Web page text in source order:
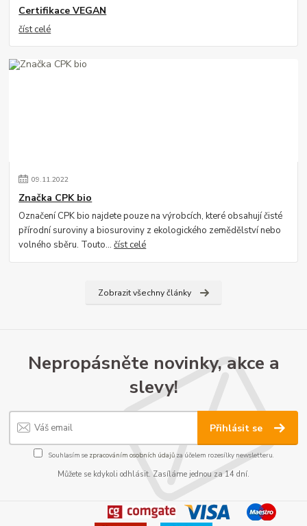
Certifikace VEGAN
číst celé
09.11.2022
Značka CPK bio
Označení CPK bio najdete pouze na výrobcích, které obsahují čisté
přírodní suroviny a biosuroviny z ekologického zemědělství nebo
volného sběru. Touto...číst celé
Zobrazit všechny články
Nepropásněte novinky, akce a
slevy!
Přihlásit se
Souhlasím se zpracováním osobních údajůza účelem rozesílky newsletteru.
Můžete se kdykoli odhlásit. Zasíláme jednou za 14 dní.